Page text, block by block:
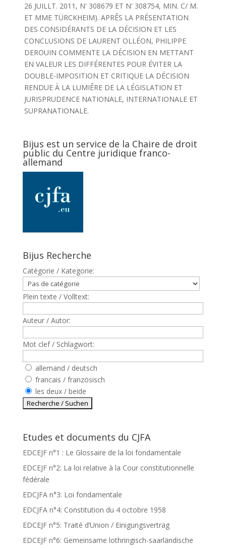
26 JUILLT. 2011, N' 308679 ET N' 308754, MIN. C/ M.
ET MME TÜRCKHEIM). APRÊS LA PRÉSENTATION
DES CONSIDÉRANTS DE LA DÉCISION ET LES
CONCLUSIONS DE LAURENT OLLÉON, PHILIPPE
DEROUIN COMMENTE LA DÉCISION EN METTANT
EN VALEUR LES DIFFÉRENTES POUR ÉVITER LA
DOUBLE-IMPOSITION ET CRITIQUE LA DÉCISION
RENDUE À LA LUMIÊRE DE LA LÉGISLATION ET
JURISPRUDENCE NATIONALE, INTERNATIONALE ET
SUPRANATIONALE.
Bijus est un service de la Chaire de droit
public du Centre juridique franco-
allemand
Bijus Recherche
Catègorie / Kategorie:
Plein texte / Volltext:
Auteur / Autor:
Mot clef / Schlagwort:
allemand / deutsch
francais / französisch
les deux / beide
Etudes et documents du CJFA
EDCEJF n°1 : Le Glossaire de la loi fondamentale
EDCEJF n°2: La loi relative à la Cour constitutionnelle
fédérale
EDCJFA n°3: Loi fondamentale
EDCJFA n°4: Constitution du 4 octobre 1958
EDCEJF n°5: Traité d’Union / Einigungsvertrag
EDCEJF n°6: Gemeinsame lothringisch-saarländische